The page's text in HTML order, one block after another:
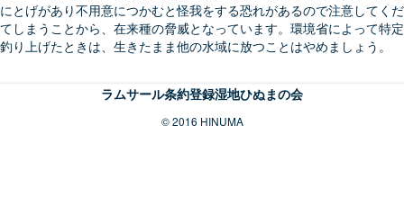
にとげがあり不用意につかむと怪我をする恐れがあるので注意してく
てしまうことから、在来種の脅威となっています。環境省によって特
釣り上げたときは、生きたまま他の水域に放つことはやめましょう。
ラムサール条約登録湿地ひぬまの会
© 2016 HINUMA